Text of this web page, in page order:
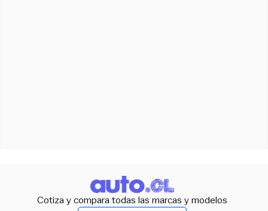
Cotiza y compara todas las marcas y modelos